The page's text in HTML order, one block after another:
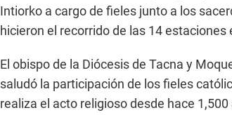
Intiorko a cargo de fieles junto a los
hicieron el recorrido de las 14 estaciones
El obispo de la Diócesis de Tacna y
saludó la participación de los fieles
realiza el acto religioso desde hace